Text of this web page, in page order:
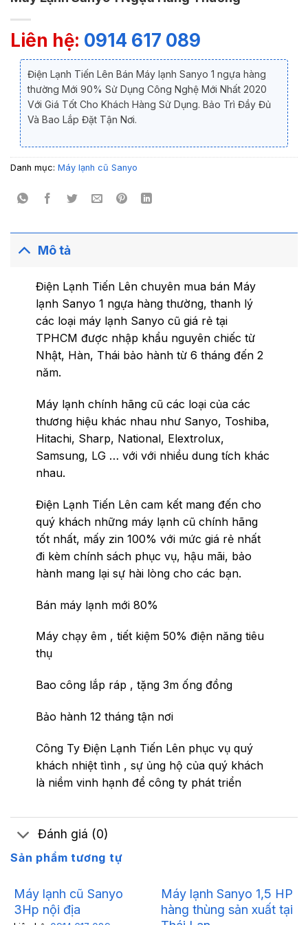
Liên hệ: 0914 617 089
Điện Lạnh Tiến Lên Bán Máy lạnh Sanyo 1 ngựa hàng
thường Mới 90% Sử Dụng Công Nghệ Mới Nhất 2020
Với Giá Tốt Cho Khách Hàng Sử Dụng. Bảo Trì Đầy Đủ
Và Bao Lắp Đặt Tận Nơi.
Danh mục: Máy lạnh cũ Sanyo
Mô tả
Điện Lạnh Tiến Lên chuyên mua bán Máy
lạnh Sanyo 1 ngựa hàng thường, thanh lý
các loại máy lạnh Sanyo cũ giá rẻ tại
TPHCM được nhập khẩu nguyên chiếc từ
Nhật, Hàn, Thái bảo hành từ 6 tháng đến 2
năm.
Máy lạnh chính hãng cũ các loại của các
thương hiệu khác nhau như Sanyo, Toshiba,
Hitachi, Sharp, National, Elextrolux,
Samsung, LG … với với nhiều dung tích khác
nhau.
Điện Lạnh Tiến Lên cam kết mang đến cho
quý khách những máy lạnh cũ chính hãng
tốt nhất, mấy zin 100% với mức giá rẻ nhất
đi kèm chính sách phục vụ, hậu mãi, bảo
hành mang lại sự hài lòng cho các bạn.
Bán máy lạnh mới 80%
Máy chạy êm , tiết kiệm 50% điện năng tiêu
thụ
Bao công lắp ráp , tặng 3m ống đồng
Bảo hành 12 tháng tận nơi
Công Ty Điện Lạnh Tiến Lên phục vụ quý
khách nhiệt tình , sự ủng hộ của quý khách
là niềm vinh hạnh để công ty phát triển
Đánh giá (0)
Sản phẩm tương tự
Máy lạnh cũ Sanyo
3Hp nội địa
Máy lạnh Sanyo 1,5 HP
hàng thùng sản xuất tại